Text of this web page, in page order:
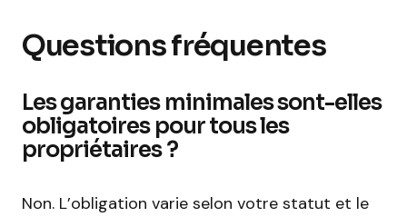
Questions fréquentes
Les garanties minimales sont-elles
obligatoires pour tous les
propriétaires ?
Non. L’obligation varie selon votre statut et le